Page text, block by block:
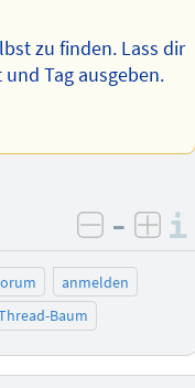
zu finden. Lass dir
Tag ausgeben.
negativ
–
anmelden
Baum